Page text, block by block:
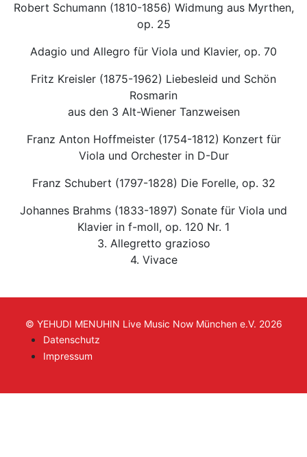
Robert Schumann (1810-1856) Widmung aus Myrthen,
op. 25
Adagio und Allegro für Viola und Klavier, op. 70
Fritz Kreisler (1875-1962) Liebesleid und Schön
Rosmarin
aus den 3 Alt-Wiener Tanzweisen
Franz Anton Hoffmeister (1754-1812) Konzert für
Viola und Orchester in D-Dur
Franz Schubert (1797-1828) Die Forelle, op. 32
Johannes Brahms (1833-1897) Sonate für Viola und
Klavier in f-moll, op. 120 Nr. 1
3. Allegretto grazioso
4. Vivace
© YEHUDI MENUHIN Live Music Now München e.V. 2026
Datenschutz
Impressum